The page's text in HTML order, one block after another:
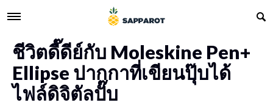
ชีวิตดี๊ดีย์กับ Moleskine Pen+
Ellipse ปากกาที่เขียนปุ๊บได้
ไฟล์ดิจิตัลปั๊บ